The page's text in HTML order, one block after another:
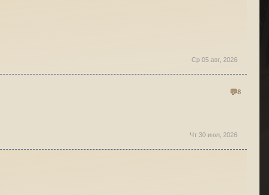
Ср 05 авг, 2026
8
Чт 30 июл, 2026